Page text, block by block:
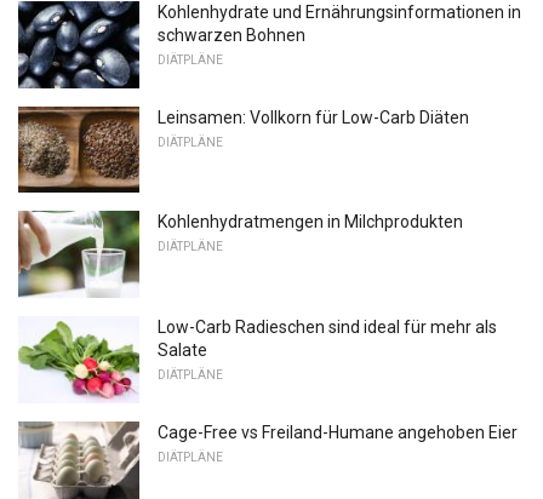
Kohlenhydrate und Ernährungsinformationen in
schwarzen Bohnen
DIÄTPLÄNE
Leinsamen: Vollkorn für Low-Carb Diäten
DIÄTPLÄNE
Kohlenhydratmengen in Milchprodukten
DIÄTPLÄNE
Low-Carb Radieschen sind ideal für mehr als
Salate
DIÄTPLÄNE
Cage-Free vs Freiland-Humane angehoben Eier
DIÄTPLÄNE